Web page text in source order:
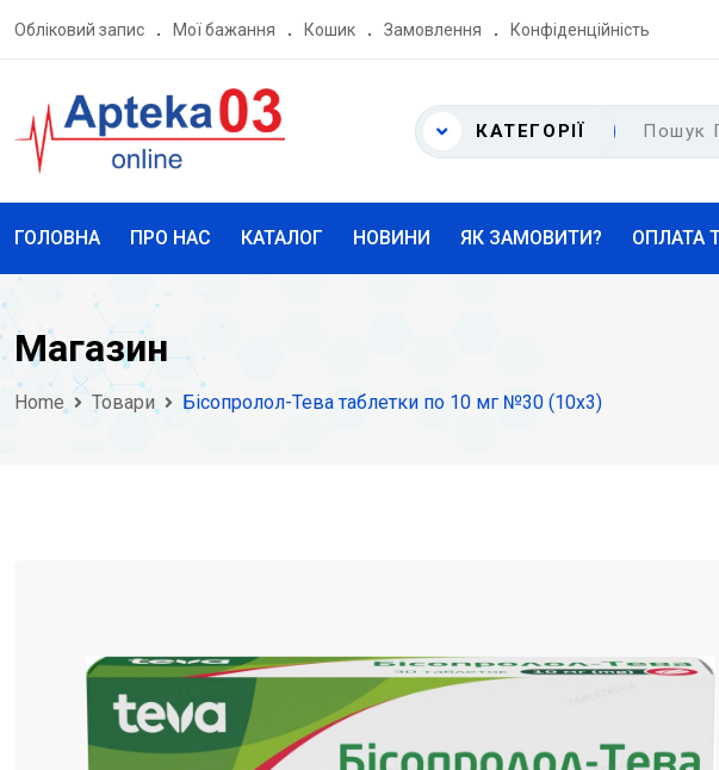
Обліковий запис Мої бажання Кошик Замовлення Конфіденційність
КАТЕГОРІЇ
ГОЛОВНА ПРО НАС КАТАЛОГ НОВИНИ ЯК ЗАМОВИТИ? ОПЛАТА
Магазин
Home Товари Бісопролол-Тева таблетки по 10 мг №30 (10х3)